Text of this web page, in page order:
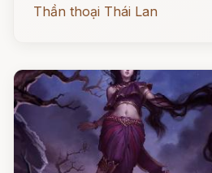
Thần thoại Thái Lan